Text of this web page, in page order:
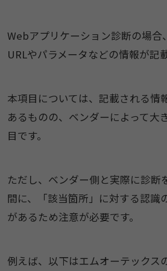
Webアプリケーション診断の場合
URLやパラメータなどの情報が記
本項目については、記載される情
あるものの、ベンダーによって大
目です。
ただし、ベンダー側と実際に診断
間に、「該当箇所」に対する認識
があるため注意が必要です。
例えば、以下はエムオーテックス